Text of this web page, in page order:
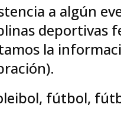
a algún
deportivas
la
fútbol,